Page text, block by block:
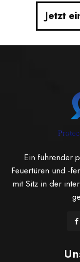
Jetzt
Ein führender
Feuertüren und -
mit Sitz in der